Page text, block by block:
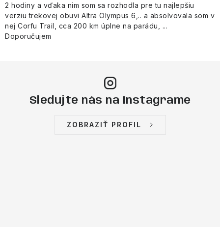
2 hodiny a vďaka nim som sa rozhodla pre tu najlepšiu
verziu trekovej obuvi Altra Olympus 6,.. a absolvovala som v
nej Corfu Trail, cca 200 km úplne na parádu, ...
Doporučujem
Sledujte nás na Instagrame
ZOBRAZIŤ PROFIL